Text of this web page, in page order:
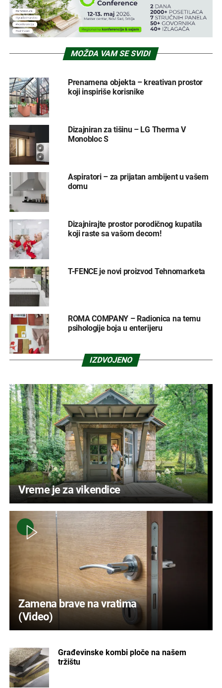
MOŽDA VAM SE SVIDI
Prenamena objekta – kreativan prostor
koji inspiriše korisnike
Dizajniran za tišinu – LG Therma V
Monobloc S
Aspiratori – za prijatan ambijent u vašem
domu
Dizajnirajte prostor porodičnog kupatila
koji raste sa vašom decom!
T-FENCE je novi proizvod Tehnomarketa
ROMA COMPANY – Radionica na temu
psihologije boja u enterijeru
IZDVOJENO
Vreme je za vikendice
Zamena brave na vratima
(Video)
Građevinske kombi ploče na našem
tržištu